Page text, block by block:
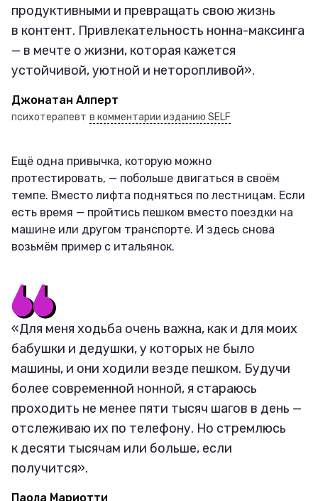
продуктивными и превращать свою жизнь
в контент. Привлекательность нонна-максинга
— в мечте о жизни, которая кажется
устойчивой, уютной и неторопливой».
Джонатан Алперт
психотерапевт в комментарии изданию SELF
Ещё одна привычка, которую можно
протестировать, — побольше двигаться в своём
темпе. Вместо лифта подняться по лестницам. Если
есть время — пройтись пешком вместо поездки на
машине или другом транспорте. И здесь снова
возьмём пример с итальянок.
«Для меня ходьба очень важна, как и для моих
бабушки и дедушки, у которых не было
машины, и они ходили везде пешком. Будучи
более современной нонной, я стараюсь
проходить не менее пяти тысяч шагов в день —
отслеживаю их по телефону. Но стремлюсь
к десяти тысячам или больше, если
получится».
Паола Мариотти